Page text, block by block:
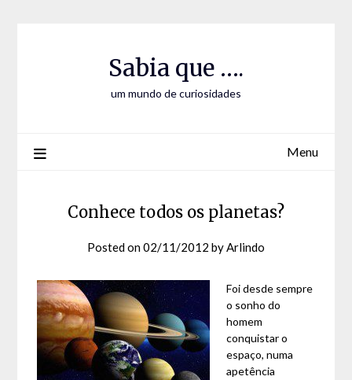
Sabia que ….
um mundo de curiosidades
Menu
Conhece todos os planetas?
Posted on02/11/2012 byArlindo
Foi desde sempre
o sonho do
homem
conquistar o
espaço, numa
apetência